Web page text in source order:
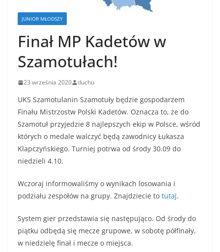
JUNIOR MŁODSZY
Finał MP Kadetów w
Szamotułach!
23 września 2020 duchu
UKS Szamotulanin Szamotuły będzie gospodarzem
Finału Mistrzostw Polski Kadetów. Oznacza to, że do
Szamotuł przyjedzie 8 najlepszych ekip w Polsce, wśród
których o medale walczyć będą zawodnicy Łukasza
Klapczyńskiego. Turniej potrwa od środy 30.09 do
niedzieli 4.10.
Wczoraj informowaliśmy o wynikach losowania i
podziału zespołów na grupy. Znajdziecie to tutaj.
System gier przedstawia się następująco. Od środy do
piątku odbędą się mecze grupowe, w sobotę półfinały,
w niedzielę finał i mecze o miejsca.